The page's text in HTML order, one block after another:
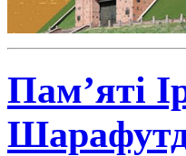
Пам’яті